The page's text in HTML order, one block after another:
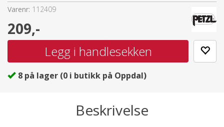
Varenr: 112409
209,-
8 på lager (0 i butikk på Oppdal)
Beskrivelse